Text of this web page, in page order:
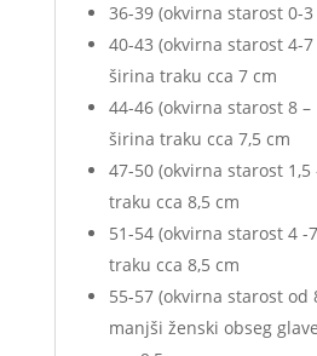
36-39 (okvirna starost 0-3
40-43 (okvirna starost 4-7
širina traku cca 7 cm
44-46 (okvirna starost 8 –
širina traku cca 7,5 cm
47-50 (okvirna starost
traku cca 8,5 cm
51-54 (okvirna starost 4 -
traku cca 8,5 cm
55-57 (okvirna starost od
manjši ženski obseg